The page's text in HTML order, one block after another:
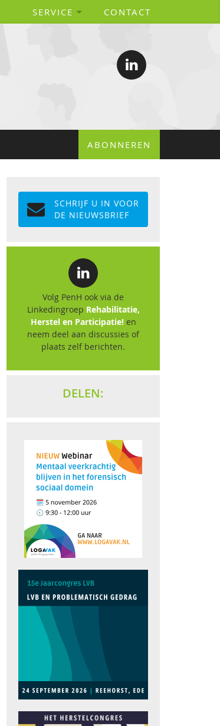
SERVICE CONTACT
ABONNEREN
SCHRIJF U IN VOOR
DE NIEUWSBRIEF
Volg PenH ook via de
Linkedingroep Rehabilitatie,
Herstel en Participatie!en
neem deel aan discussies of
plaats zelf berichten.
DELEN: